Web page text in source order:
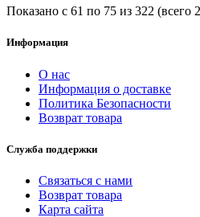
Показано с 61 по 75 из 322 (всего
Информация
О нас
Информация о доставке
Политика Безопасности
Возврат товара
Служба поддержки
Связаться с нами
Возврат товара
Карта сайта